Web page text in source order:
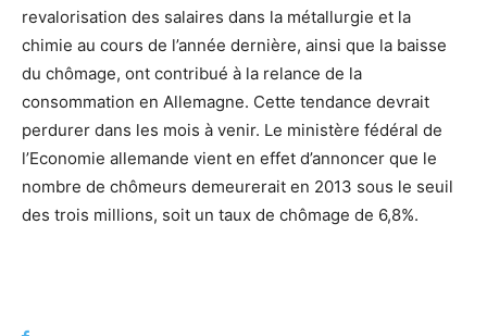
revalorisation des salaires dans la métallurgie et la
chimie au cours de l’année dernière, ainsi que la baisse
du chômage, ont contribué à la relance de la
consommation en Allemagne. Cette tendance devrait
perdurer dans les mois à venir. Le ministère fédéral de
l’Economie allemande vient en effet d’annoncer que le
nombre de chômeurs demeurerait en 2013 sous le seuil
des trois millions, soit un taux de chômage de 6,8%.